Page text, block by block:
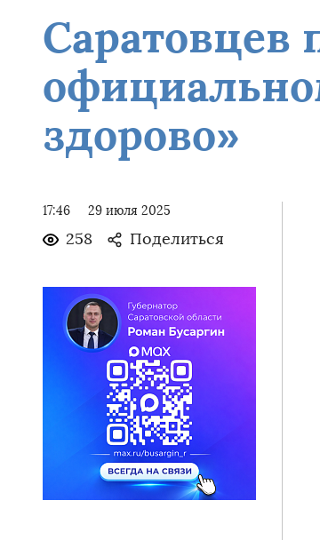
Саратовцев
здорово»
17:46 29 июля 2025
258 Поделиться